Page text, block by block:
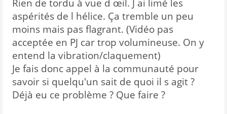
Rien de tordu à vue d œil. J ai limé les
aspérités de l hélice. Ça tremble un peu
moins mais pas flagrant. (Vidéo pas
acceptée en PJ car trop volumineuse. On y
entend la vibration/claquement)
Je fais donc appel à la communauté pour
savoir si quelqu'un sait de quoi il s agit ?
Déjà eu ce problème ? Que faire ?